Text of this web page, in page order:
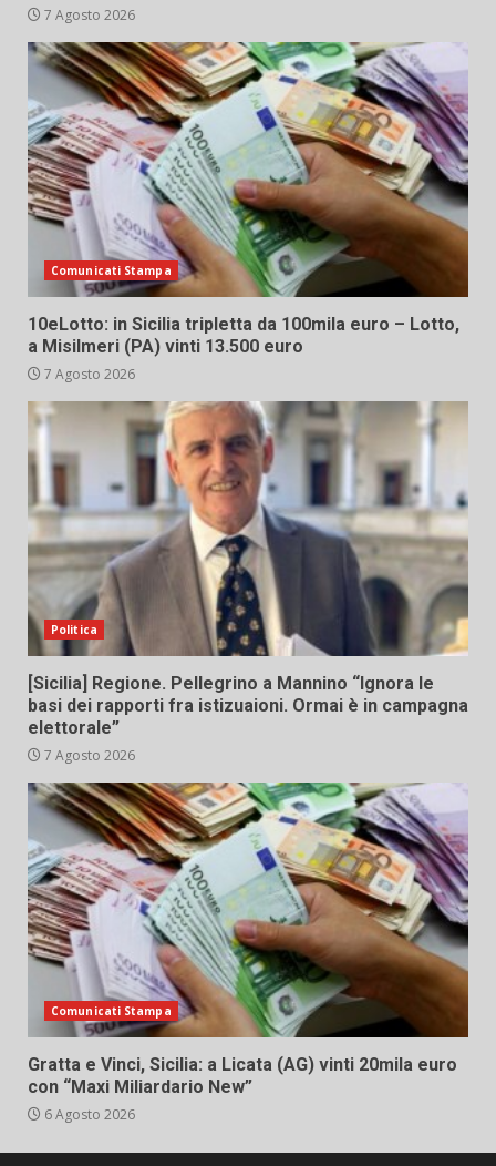
7 Agosto 2026
Comunicati Stampa
10eLotto: in Sicilia tripletta da 100mila euro – Lotto,
a Misilmeri (PA) vinti 13.500 euro
7 Agosto 2026
Politica
[Sicilia] Regione. Pellegrino a Mannino “Ignora le
basi dei rapporti fra istizuaioni. Ormai è in campagna
elettorale”
7 Agosto 2026
Comunicati Stampa
Gratta e Vinci, Sicilia: a Licata (AG) vinti 20mila euro
con “Maxi Miliardario New”
6 Agosto 2026